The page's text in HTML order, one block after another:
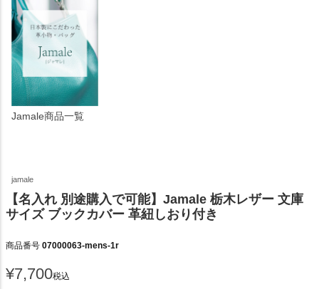
Jamale商品一覧
jamale
【名入れ 別途購入で可能】Jamale 栃木レザー 文庫
サイズ ブックカバー 革紐しおり付き
商品番号 07000063-mens-1r
¥7,700税込